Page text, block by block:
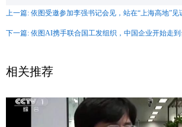
上一篇: 依图受邀参加李强书记会见，站在“上海高地”见
下一篇: 依图AI携手联合国工发组织，中国企业开始走
相关推荐